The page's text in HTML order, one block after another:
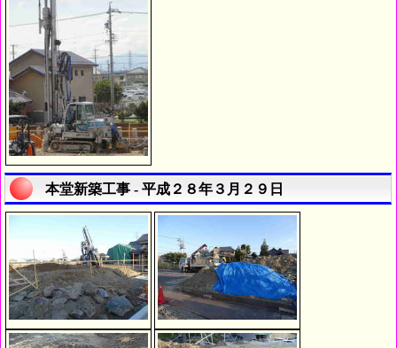
本堂新築工事 - 平成２８年３月２９日